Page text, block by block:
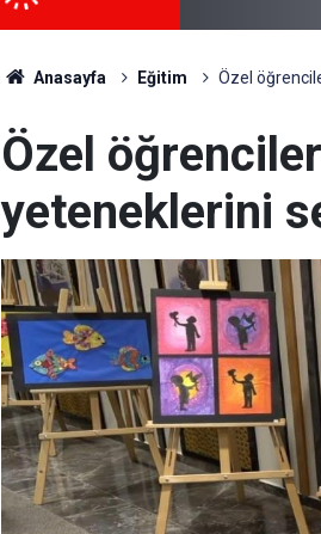
Anasayfa Eğitim Özel
Özel
yeteneklerini